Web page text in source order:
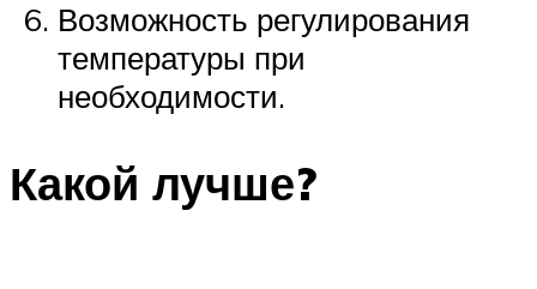
Возможность регулирования
температуры при
необходимости.
Какой лучше?